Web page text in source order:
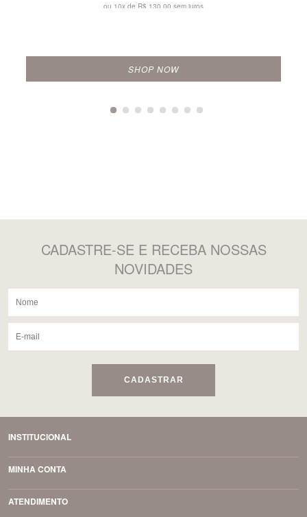
ou 10x de R$ 130,00 sem juros
SHOP NOW
CADASTRE-SE E RECEBA NOSSAS
NOVIDADES
CADASTRAR
INSTITUCIONAL
MINHA CONTA
ATENDIMENTO